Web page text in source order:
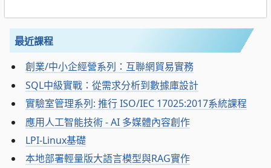
最近課程
創業/中小企經營系列：互聯網貿易實務
SQL中級實戰：從需求分析到數據庫設計
實驗室管理系列: 推行 ISO/IEC 17025:2017系統課程
應用人工智能技術 - AI 多媒體內容創作
LPI-Linux基礎
本地部署輕量版大語言模型與RAG實作